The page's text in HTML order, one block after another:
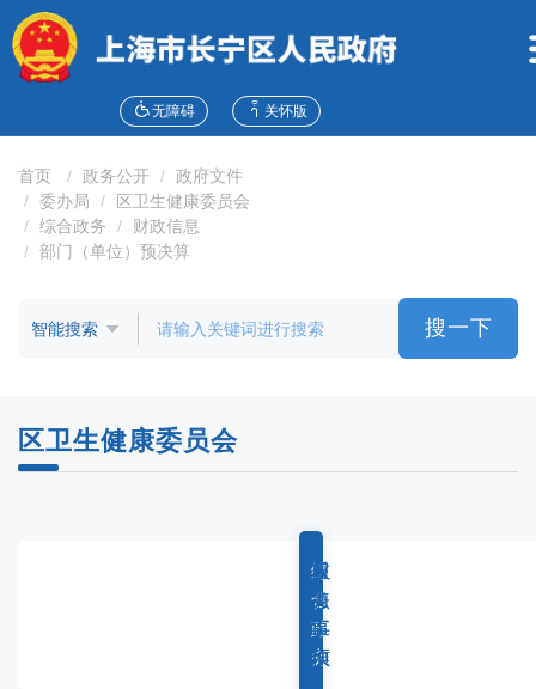
障
碍
说
无障碍 关怀版
首页 政务公开
政府文件
委办局
区卫生健康委员会
综合政务
财政信息
部门（单位）预决算
搜一下
区卫生健康委员会
综
合
政
务
重
点
工
作
权
力
事
项
服
务
事
项